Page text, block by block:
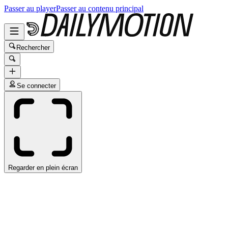
Passer au playerPasser au contenu principal
Rechercher
Se connecter
Regarder en plein écran